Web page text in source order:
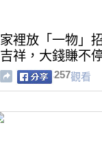
家裡放「一物」
吉祥，大錢賺不
257觀看